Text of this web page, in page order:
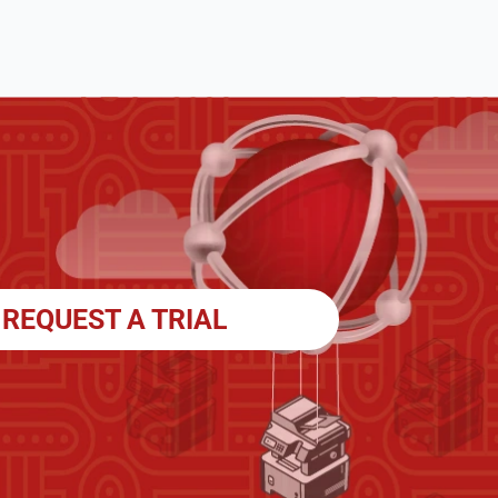
REQUEST A TRIAL